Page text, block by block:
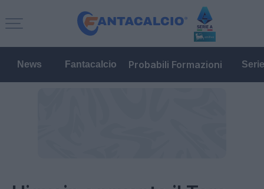
News Fantacalcio Probabili Formazioni